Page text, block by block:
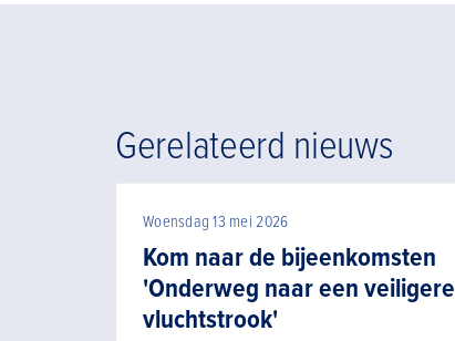
Gerelateerd nieuws
Woensdag 13 mei 2026
Kom naar de bijeenkomsten
'Onderweg naar een veiligere
vluchtstrook'